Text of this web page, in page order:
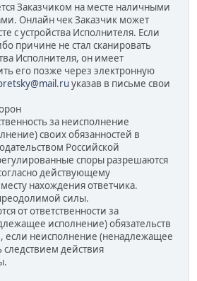
Заказчиком на месте наличными
Онлайн чек Заказчик может
c устройства Исполнителя. Если
причине не стал сканировать
Исполнителя, он имеет
его позже через электронную
указав в письме свои
за неисполнение
своих обязанностей в
Российской
споры разрешаются
действующему
нахождения ответчика.
силы.
от ответственности за
исполнение) обязательств
если неисполнение (ненадлежащее
действия